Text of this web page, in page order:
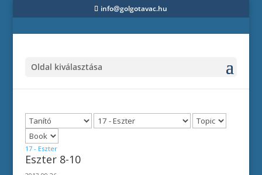
info@golgotavac.hu
Oldal kiválasztása
17 - Eszter
Eszter 8-10